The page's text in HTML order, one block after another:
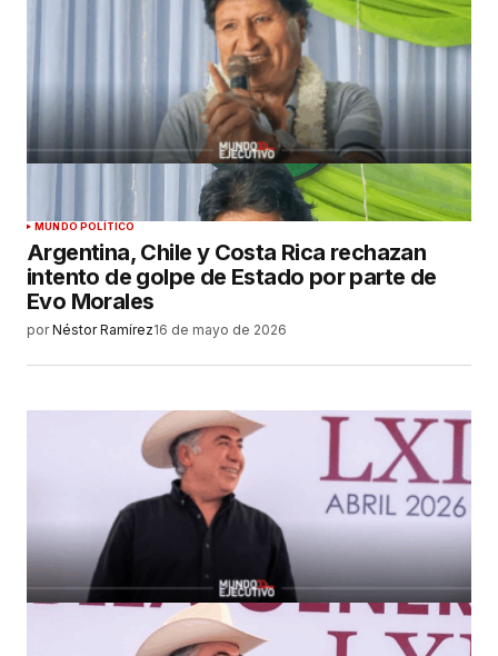
MUNDO POLÍTICO
Argentina, Chile y Costa Rica rechazan
intento de golpe de Estado por parte de
Evo Morales
por Néstor Ramírez16 de mayo de 2026